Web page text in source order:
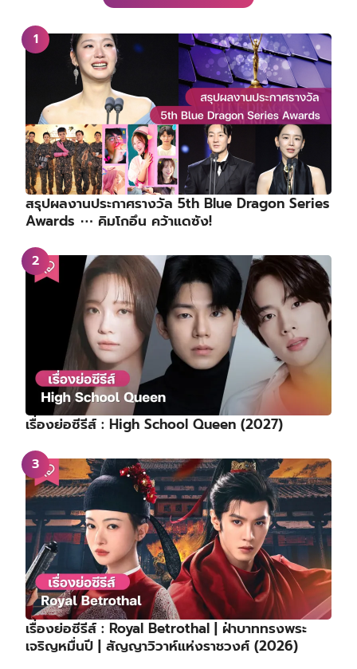
สรุปผลงานประกาศรางวัล 5th Blue Dragon Series
Awards ⋯ คิมโกอึน คว้าแดซัง!
เรื่องย่อซีรีส์ : High School Queen (2027)
เรื่องย่อซีรีส์ : Royal Betrothal | ฝ่าบาททรงพระ
เจริญหมื่นปี | สัญญาวิวาห์แห่งราชวงศ์ (2026)